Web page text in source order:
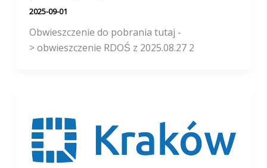
2025-09-01
Obwieszczenie do pobrania tutaj -
> obwieszczenie RDOŚ z 2025.08.27 2